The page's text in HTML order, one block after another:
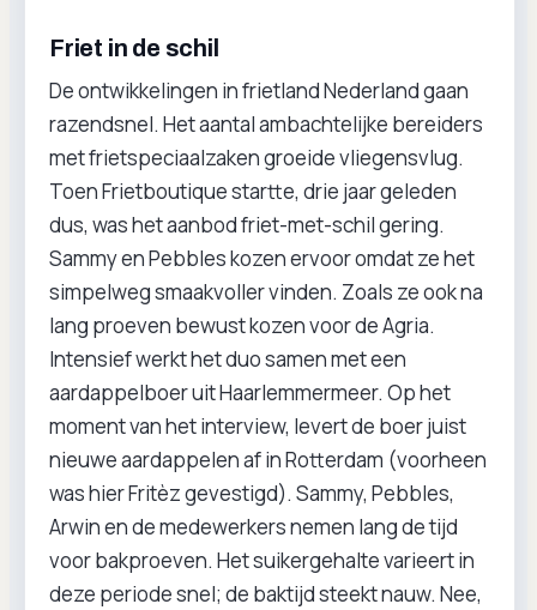
Friet in de schil
De ontwikkelingen in frietland Nederland gaan
razendsnel. Het aantal ambachtelijke bereiders
met frietspeciaalzaken groeide vliegensvlug.
Toen Frietboutique startte, drie jaar geleden
dus, was het aanbod friet-met-schil gering.
Sammy en Pebbles kozen ervoor omdat ze het
simpelweg smaakvoller vinden. Zoals ze ook na
lang proeven bewust kozen voor de Agria.
Intensief werkt het duo samen met een
aardappelboer uit Haarlemmermeer. Op het
moment van het interview, levert de boer juist
nieuwe aardappelen af in Rotterdam (voorheen
was hier Fritèz gevestigd). Sammy, Pebbles,
Arwin en de medewerkers nemen lang de tijd
voor bakproeven. Het suikergehalte varieert in
deze periode snel; de baktijd steekt nauw. Nee,